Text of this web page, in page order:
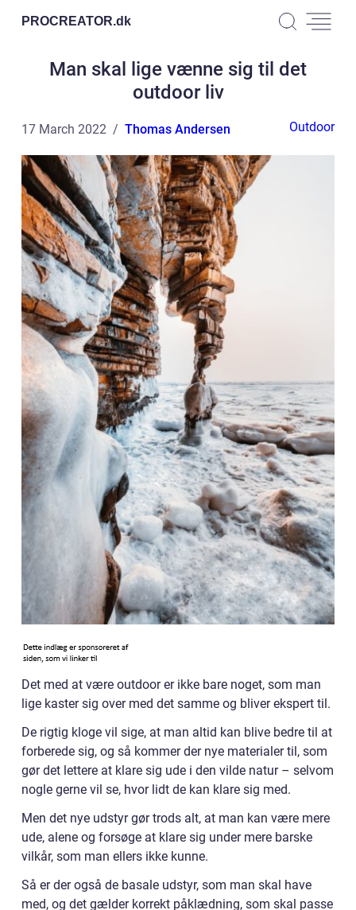
PROCREATOR.dk
Man skal lige vænne sig til det
outdoor liv
17 March 2022 Thomas Andersen Outdoor
Det med at være outdoor er ikke bare noget, som man
lige kaster sig over med det samme og bliver ekspert til.
De rigtig kloge vil sige, at man altid kan blive bedre til at
forberede sig, og så kommer der nye materialer til, som
gør det lettere at klare sig ude i den vilde natur – selvom
nogle gerne vil se, hvor lidt de kan klare sig med.
Men det nye udstyr gør trods alt, at man kan være mere
ude, alene og forsøge at klare sig under mere barske
vilkår, som man ellers ikke kunne.
Så er der også de basale udstyr, som man skal have
med, og det gælder korrekt påklædning, som skal passe